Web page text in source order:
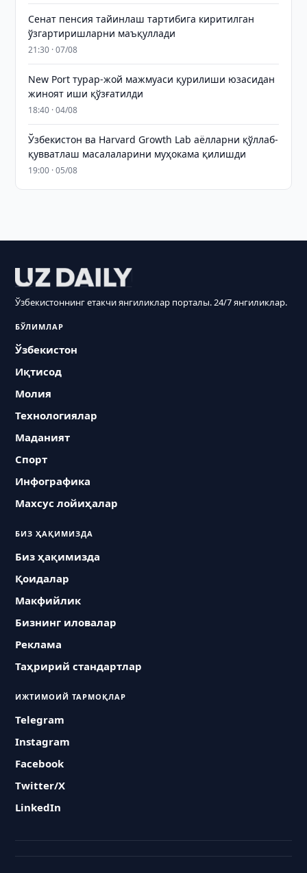
Сенат пенсия тайинлаш тартибига киритилган
ўзгартиришларни маъқуллади
21:30 · 07/08
New Port турар-жой мажмуаси қурилиши юзасидан
жиноят иши қўзғатилди
18:40 · 04/08
Ўзбекистон ва Harvard Growth Lab аёлларни қўллаб-
қувватлаш масалаларини муҳокама қилишди
19:00 · 05/08
Ўзбекистоннинг етакчи янгиликлар порталы. 24/7 янгиликлар.
БЎЛИМЛАР
Ўзбекистон
Иқтисод
Молия
Технологиялар
Маданият
Спорт
Инфографика
Махсус лойиҳалар
БИЗ ҲАҚИМИЗДА
Биз ҳақимизда
Қоидалар
Макфийлик
Бизнинг иловалар
Реклама
Таҳририй стандартлар
ИЖТИМОИЙ ТАРМОҚЛАР
Telegram
Instagram
Facebook
Twitter/X
LinkedIn